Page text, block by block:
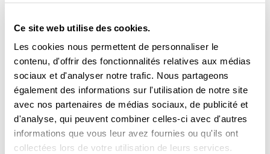
Ce site web utilise des cookies.
Les cookies nous permettent de personnaliser le
contenu, d'offrir des fonctionnalités relatives aux médias
sociaux et d'analyser notre trafic. Nous partageons
également des informations sur l'utilisation de notre site
avec nos partenaires de médias sociaux, de publicité et
d'analyse, qui peuvent combiner celles-ci avec d'autres
informations que vous leur avez fournies ou qu'ils ont
collectées lors de votre utilisation de leurs services.
Je fais un don
Revoir la messe du 02 août 2026